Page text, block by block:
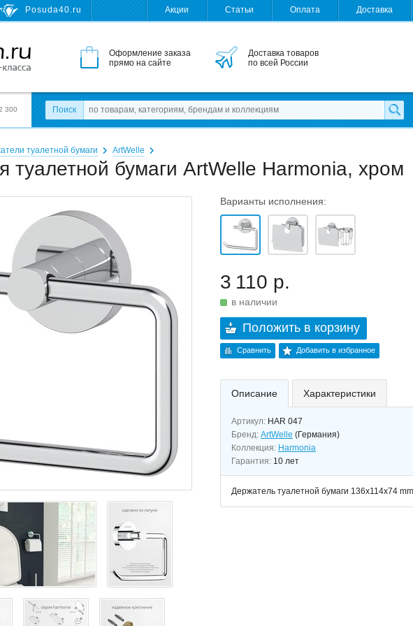
Posuda40.ru Акции Статьи Оплата Доставка
Оформление заказа
прямо на сайте
Доставка товаров
по всей России
300 Поиск
туалетной бумаги ArtWelle
туалетной бумаги ArtWelle Harmonia, хром
Варианты исполнения:
3 110 р.
в наличии
Положить в корзину
Сравнить Добавить в избранное
Описание Характеристики
Артикул: HAR 047
Бренд: ArtWelle (Германия)
Коллекция: Harmonia
Гарантия: 10 лет
Держатель туалетной бумаги 136х114х74 mm